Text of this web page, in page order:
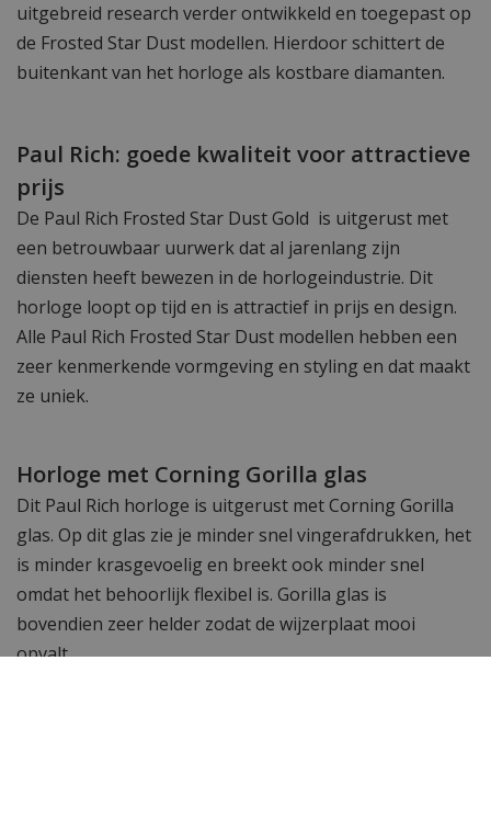
uitgebreid research verder ontwikkeld en toegepast op
de Frosted Star Dust modellen. Hierdoor schittert de
buitenkant van het horloge als kostbare diamanten.
Paul Rich: goede kwaliteit voor attractieve
prijs
De Paul Rich Frosted Star Dust Gold is uitgerust met
een betrouwbaar uurwerk dat al jarenlang zijn
diensten heeft bewezen in de horlogeindustrie. Dit
horloge loopt op tijd en is attractief in prijs en design.
Alle Paul Rich Frosted Star Dust modellen hebben een
zeer kenmerkende vormgeving en styling en dat maakt
ze uniek.
Horloge met Corning Gorilla glas
Dit Paul Rich horloge is uitgerust met Corning Gorilla
glas. Op dit glas zie je minder snel vingerafdrukken, het
is minder krasgevoelig en breekt ook minder snel
omdat het behoorlijk flexibel is. Gorilla glas is
bovendien zeer helder zodat de wijzerplaat mooi
opvalt.